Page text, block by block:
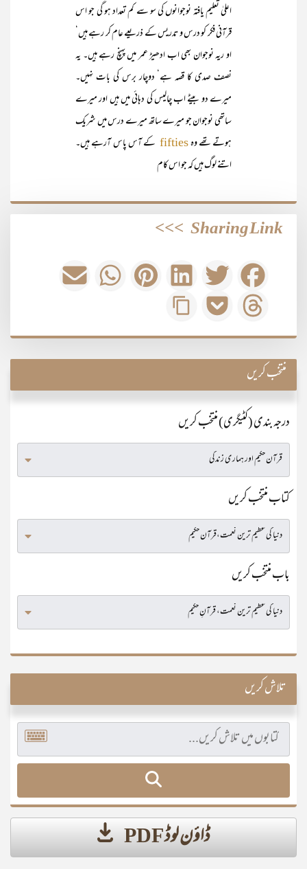
اعلیٰ تعلیم یافتہ نوجوانوں کی سو سے کم تعداد ہو گی جو اس
قرآنی فکر کو درس و تدریس کے ذریعے عام کر رہے ہیں‘
او ریہ نوجوان بھی اب ادھیڑ عمر میں پہنچ رہے ہیں۔ یہ
نصف صدی کا قصہ ہے‘ دوچار برس کی بات نہیں۔
میرے دو بیٹے اب چالیس کی دہائی میں ہیں اور میرے
ساتھی نوجوان جو میرے ساتھ میرے درس میں شریک
ہوتے تھے وہfifties کے آس پاس آرہے ہیں۔
اتنے لوگ ہیں کہ جو اس کام
Sharing Link
>>>
منتخب کریں
درجہ بندی (کٹیگری) منتخب کریں
کتاب منتخب کریں
باب منتخب کریں
تلاش کریں
ڈاؤن لوڈ PDF